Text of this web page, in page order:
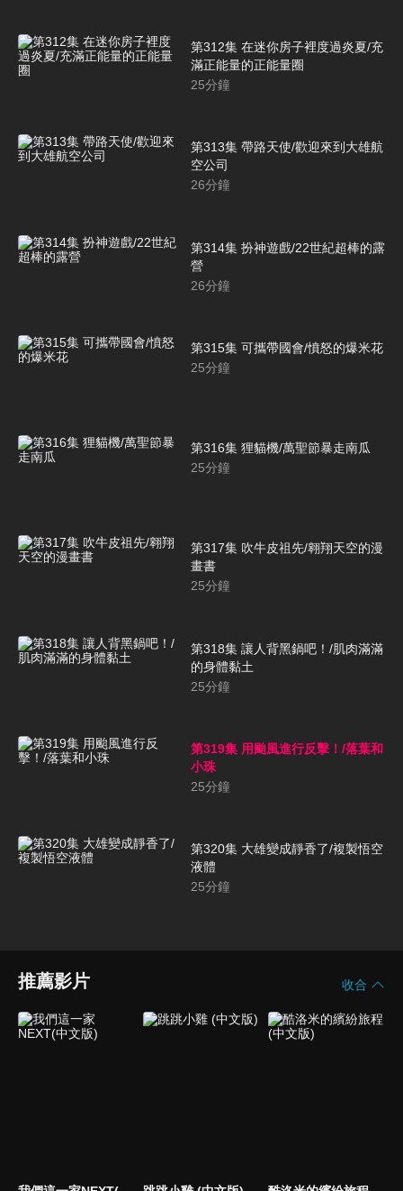
第312集 在迷你房子裡度過炎夏/充
滿正能量的正能量圈
25分鐘
第313集 帶路天使/歡迎來到大雄航
空公司
26分鐘
第314集 扮神遊戲/22世紀超棒的露
營
26分鐘
第315集 可攜帶國會/憤怒的爆米花
25分鐘
第316集 狸貓機/萬聖節暴走南瓜
25分鐘
第317集 吹牛皮祖先/翱翔天空的漫
畫書
25分鐘
第318集 讓人背黑鍋吧！/肌肉滿滿
的身體黏土
25分鐘
第319集 用颱風進行反擊！/落葉和
小珠
25分鐘
第320集 大雄變成靜香了/複製悟空
液體
25分鐘
推薦影片 收合